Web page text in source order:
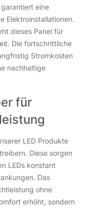
eine
Elektroinstallationen.
dieses Panel für
Die fortschrittliche
Stromkosten
nachhaltige
für
LED Produkte
Diese sorgen
LEDs konstant
Das
ohne
erhöht, sondern